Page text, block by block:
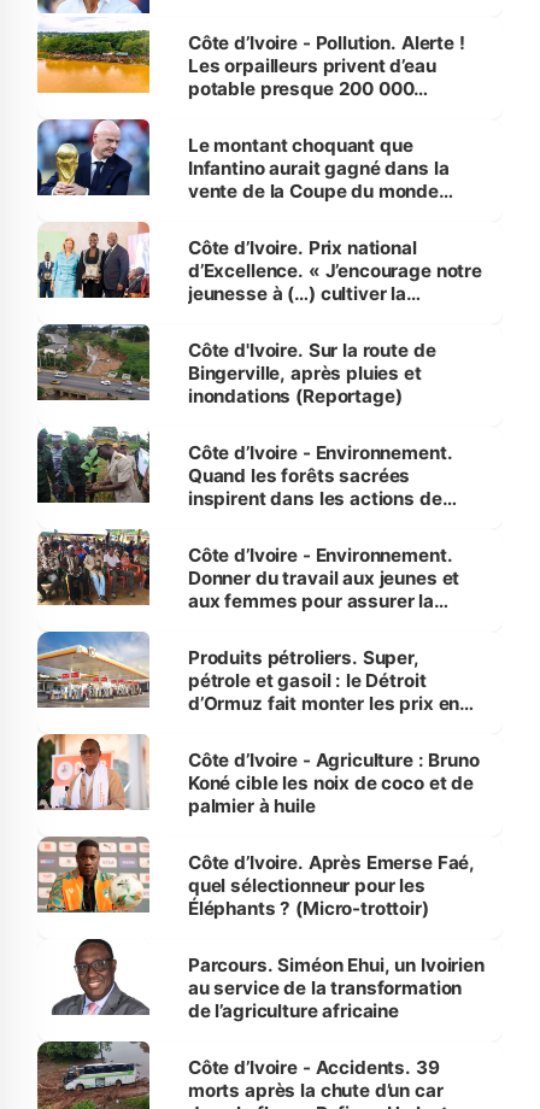
Côte d’Ivoire - Pollution. Alerte !
Les orpailleurs privent d’eau
potable presque 200 000
Le montant choquant que
Infantino aurait gagné dans la
vente de la Coupe du monde
Côte d’Ivoire. Prix national
d’Excellence. « J’encourage notre
jeunesse à (…) cultiver la
(Alassane Ouattara
Côte d'Ivoire. Sur la route de
Bingerville, après pluies et
inondations (Reportage)
Côte d’Ivoire - Environnement.
Quand les forêts sacrées
inspirent dans les actions de
Côte d’Ivoire - Environnement.
Donner du travail aux jeunes et
aux femmes pour assurer la
menacées
Produits pétroliers. Super,
pétrole et gasoil : le Détroit
d’Ormuz fait monter les prix en
Côte d’Ivoire - Agriculture : Bruno
Koné cible les noix de coco et de
palmier à huile
Côte d’Ivoire. Après Emerse Faé,
quel sélectionneur pour les
Éléphants ? (Micro-trottoir)
Parcours. Siméon Ehui, un Ivoirien
au service de la transformation
de l’agriculture africaine
Côte d’Ivoire - Accidents. 39
morts après la chute d’un car